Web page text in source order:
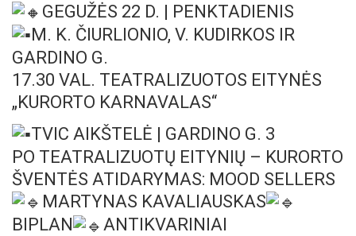
GEGUŽĖS 22 D. | PENKTADIENIS
M. K. ČIURLIONIO, V. KUDIRKOS IR
GARDINO G.
17.30 VAL. TEATRALIZUOTOS EITYNĖS
„KURORTO KARNAVALAS“
TVIC AIKŠTELĖ | GARDINO G. 3
PO TEATRALIZUOTŲ EITYNIŲ – KURORTO
ŠVENTĖS ATIDARYMAS: MOOD SELLERS
MARTYNAS KAVALIAUSKAS
BIPLAN
ANTIKVARINIAI